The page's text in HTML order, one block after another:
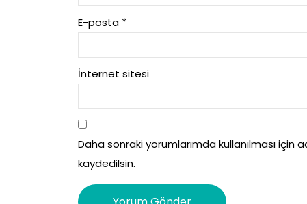
E-posta *
İnternet sitesi
Daha sonraki yorumlarımda kullanılması
kaydedilsin.